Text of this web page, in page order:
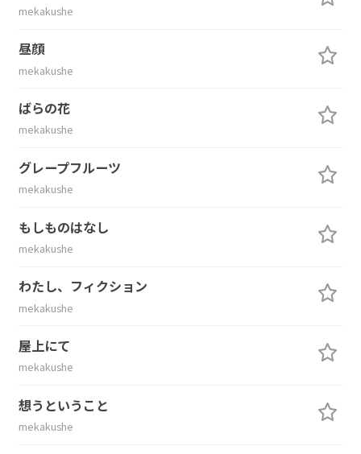
mekakushe
昼顔
mekakushe
ばらの花
mekakushe
グレープフルーツ
mekakushe
もしものはなし
mekakushe
わたし、フィクション
mekakushe
屋上にて
mekakushe
想うということ
mekakushe